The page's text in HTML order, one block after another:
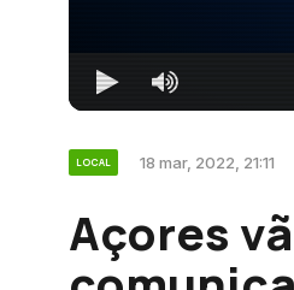
LOCAL 18 mar, 2022, 21:11
Açores